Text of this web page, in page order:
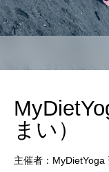
まい）
主催者：MyDietYoga